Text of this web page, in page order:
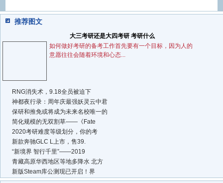
推荐图文
大三考研还是大四考研 考研什么
如何做好考研的备考工作首先要有一个目标，因为人的
意愿往往会随着环境和心态...
RNG消失术，9.18全员被迫下
神都夜行录：周年庆最强妖灵云中君
保研和推免或将成为未来名校唯一的
简化规模的无双割草——《Fate
2020考研难度等级划分，你的考
新款奔驰GLC L上市，售39.
“新境界 智行千里”——2019
青藏高原华西地区等地多降水 北方
新版Steam库公测现已开启！界